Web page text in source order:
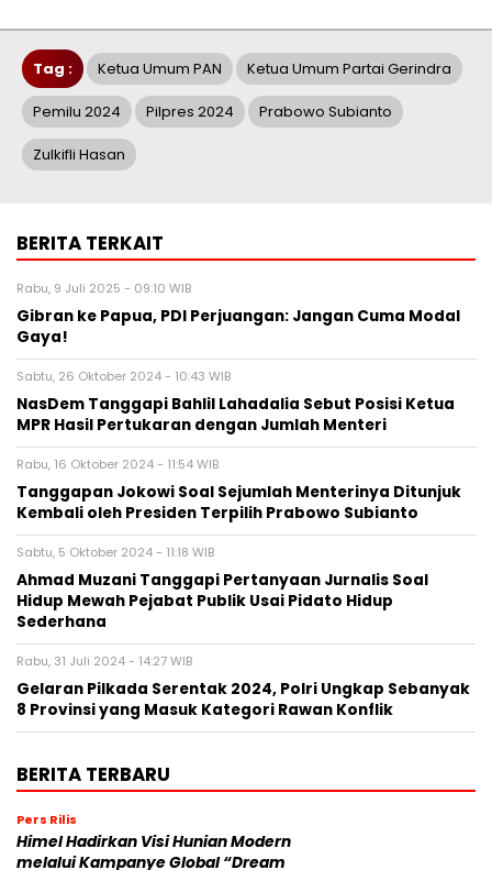
Tag : Ketua Umum PAN Ketua Umum Partai Gerindra
Pemilu 2024 Pilpres 2024 Prabowo Subianto
Zulkifli Hasan
BERITA TERKAIT
Rabu, 9 Juli 2025 - 09:10 WIB
Gibran ke Papua, PDI Perjuangan: Jangan Cuma Modal
Gaya!
Sabtu, 26 Oktober 2024 - 10:43 WIB
NasDem Tanggapi Bahlil Lahadalia Sebut Posisi Ketua
MPR Hasil Pertukaran dengan Jumlah Menteri
Rabu, 16 Oktober 2024 - 11:54 WIB
Tanggapan Jokowi Soal Sejumlah Menterinya Ditunjuk
Kembali oleh Presiden Terpilih Prabowo Subianto
Sabtu, 5 Oktober 2024 - 11:18 WIB
Ahmad Muzani Tanggapi Pertanyaan Jurnalis Soal
Hidup Mewah Pejabat Publik Usai Pidato Hidup
Sederhana
Rabu, 31 Juli 2024 - 14:27 WIB
Gelaran Pilkada Serentak 2024, Polri Ungkap Sebanyak
8 Provinsi yang Masuk Kategori Rawan Konflik
BERITA TERBARU
Pers Rilis
Himel Hadirkan Visi Hunian Modern
melalui Kampanye Global “Dream